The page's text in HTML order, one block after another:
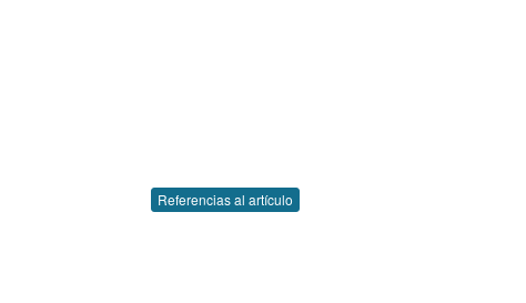
Referencias al artículo